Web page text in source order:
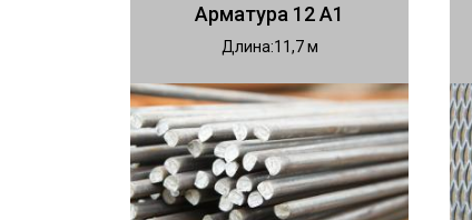
Арматура 12 А1
Длина 11,7